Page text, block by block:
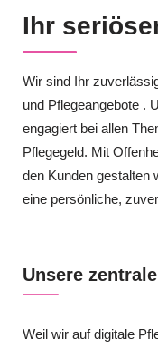
Ihr
Wir sind Ihr
und Pflegeangebote .
engagiert bei allen
Pflegegeld. Mit
den Kunden gestalten
eine persönliche,
Unsere
Weil wir auf digitale